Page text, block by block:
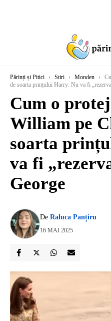
Părinți și Pitici › Stiri › Monden ›
de soarta prințului Harry: Nu va fi
Cum o
William pe
soarta
va fi
George
De Raluca Panțiru
16 MAI 2025